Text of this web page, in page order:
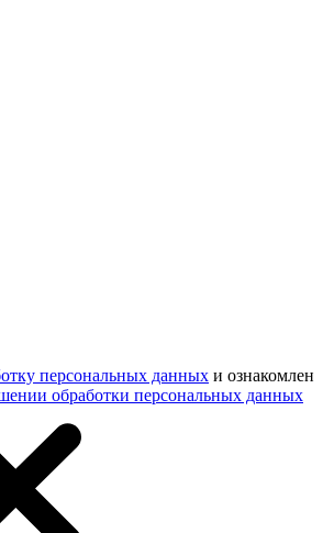
персональных данных и ознакомлен
обработки персональных данных